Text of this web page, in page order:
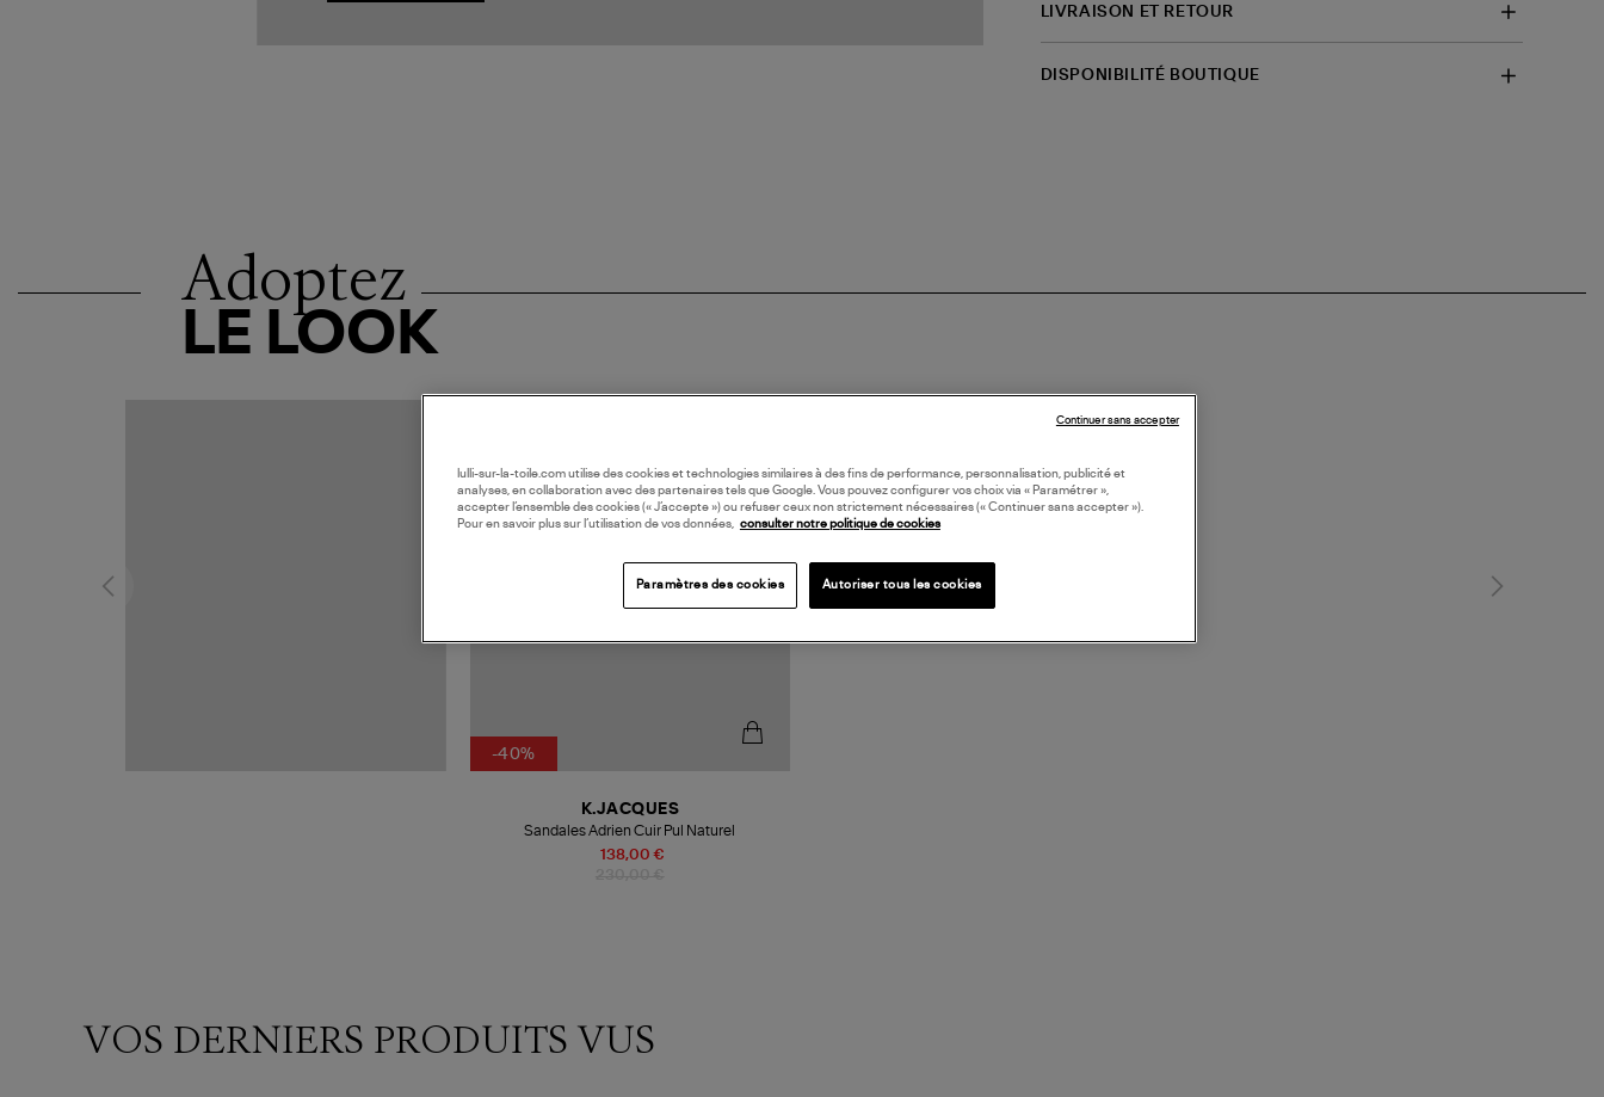
LIVRAISON ET RETOUR
DISPONIBILITÉ BOUTIQUE
Adoptez
LE LOOK
-40%
138,00 €
K.JACQUES
Sandales Adrien Cuir Pul Naturel
VOS DERNIERS PRODUITS VUS
lulli-sur-la-toile.com utilise des cookies et technologies similaires à des fins de performance, personnalisation, publicité et
analyses, en collaboration avec des partenaires tels que Google. Vous pouvez configurer vos choix via « Paramétrer »,
accepter l’ensemble des cookies (« J’accepte ») ou refuser ceux non strictement nécessaires (« Continuer sans accepter »).
Pour en savoir plus sur l’utilisation de vos données, consulter notre politique de cookies
Paramètres des cookies Autoriser tous les cookies
Continuer sans accepter